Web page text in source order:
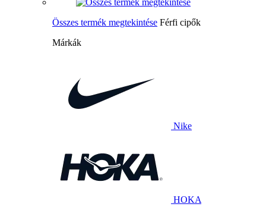
Összes termék megtekintése Férfi cipők
Márkák
Nike
HOKA